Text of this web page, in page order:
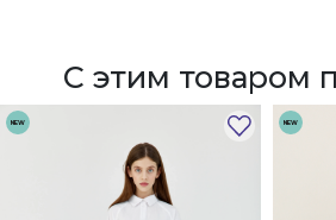
С этим товаром
NEW NEW